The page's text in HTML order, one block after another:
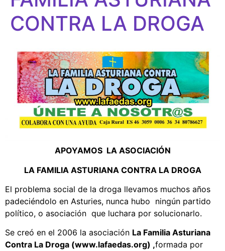
CONTRA LA DROGA
APOYAMOS LA ASOCIACIÓN
LA FAMILIA ASTURIANA CONTRA LA DROGA
El problema social de la droga llevamos muchos años
padeciéndolo en Asturies, nunca hubo ningún partido
político, o asociación que luchara por solucionarlo.
Se creó en el 2006 la asociación La Familia Asturiana
Contra La Droga (www.lafaedas.org) ,formada por